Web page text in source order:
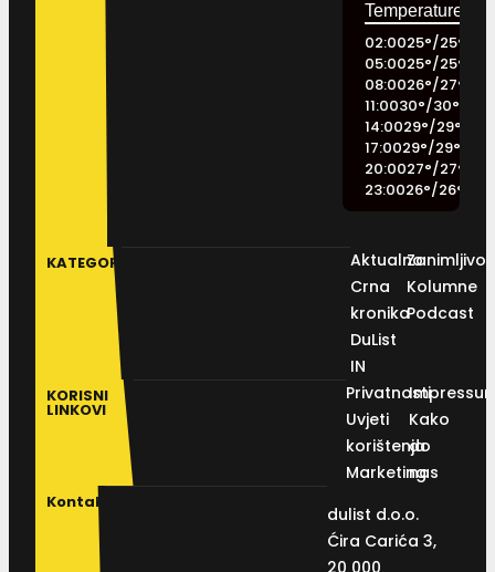
02:0025°/25°
05:0025°/25°
08:0026°/27°
11:0030°/30°
14:0029°/29°
17:0029°/29°
20:0027°/27°
23:0026°/26°
KATEGORIJE
Aktualno
Crna
kronika
DuList
IN
Kolumne
Podcast
KORISNI
LINKOVI
Privatnosti
Uvjeti
korištenja
Marketing
Kako
do
nas
Kontakt
dulist d.o.o.
Ćira Carića 3,
20 000